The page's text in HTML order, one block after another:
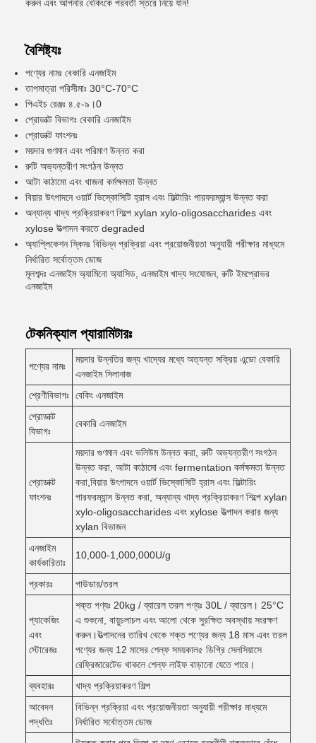
করুন এবং আপনার বেকিংকে পরবর্তী স্তরে নিয়ে যান!
বৈশিষ্ট্যঃ
পণ্যের নামঃ বেকারি এনজাইম
তাপমাত্রা পরিসীমাঃ 30°C-70°C
পিএইচ রেঞ্জঃ ৪.৫-৯।0
প্রোডাক্ট বিভাগঃ বেকারি এনজাইম
প্রোডাক্ট ফাংশনঃ
ময়দার গুণমান এবং পরিমাণ উন্নত করা
রুটি অভ্যন্তরীণ সংগঠন উন্নত
আটা কাঠামো এবং খাজনা কর্মক্ষমতা উন্নত
বিয়ার উৎপাদনে ওয়ার্ট ভিস্কোসিটি হ্রাস এবং ফিল্টারিং পারফরম্যান্স উন্নত করা
অন্যান্য খাদ্য প্রক্রিয়াকরণ শিল্পে xylan xylo-oligosaccharides এবং
xylose উত্পাদন করতে degraded
অ্যাপ্লিকেশন স্কিমঃ বিভিন্ন প্রক্রিয়া এবং প্রয়োজনীয়তা অনুযায়ী পরীক্ষার মাধ্যমে
নির্ধারিত সর্বোত্তম ডোজ
মূলশব্দঃ এনজাইম অ্যামিনো অ্যাসিড, এনজাইম খাদ্য সংযোজন, রুটি ইমপ্রোভর
এনজাইম
টেকনিক্যাল প্যারামিটারঃ
পণ্যের নামঃ
ময়দার উন্নতির জন্য খাদ্যের মধ্যে অত্যন্ত সক্রিয় এন্ডো বেকারি
এনজাইম সিলানাজ
শ্রেণীবিভাগঃ বেকিং এনজাইম
প্রোডাক্ট
বিভাগঃ
বেকারি এনজাইম
প্রোডাক্ট
ফাংশনঃ
ময়দার গুণমান এবং ভলিউম উন্নত করা, রুটি অভ্যন্তরীণ সংগঠন
উন্নত করা, আটা কাঠামো এবং fermentation কর্মক্ষমতা উন্নত
করা,বিয়ার উৎপাদনে ওয়ার্ট ভিস্কোসিটি হ্রাস এবং ফিল্টারিং
পারফরম্যান্স উন্নত করা, অন্যান্য খাদ্য প্রক্রিয়াকরণ শিল্পে xylan
xylo-oligosaccharides এবং xylose উত্পাদন করার জন্য
xylan বিভাজন
এনজাইম
কার্যকারিতাঃ
10,000-1,000,000U/g
প্রকারঃ পাউডার/তরল
প্যাকেজিং
এবং
স্টোরেজঃ
শক্ত পণ্যঃ 20kg / ব্যারেল তরল পণ্যঃ 30L / ব্যারেল। 25°C
এ শুকনো, বায়ুচলাচল এবং আলো থেকে সুরক্ষিত অবস্থায় সংরক্ষণ
করুন।উত্পাদনের তারিখ থেকে শক্ত পণ্যের জন্য 18 মাস এবং তরল
পণ্যের জন্য 12 মাসের শেল্ফ সময়কাল৫ ডিগ্রি সেলসিয়াসে
রেফ্রিজারেটেড থাকলে শেল্ফ লাইফ বাড়ানো যেতে পারে।
ব্যবহারঃ
খাদ্য প্রক্রিয়াকরণ শিল্প
আবেদন
পদ্ধতিঃ
বিভিন্ন প্রক্রিয়া এবং প্রয়োজনীয়তা অনুযায়ী পরীক্ষার মাধ্যমে
নির্ধারিত সর্বোত্তম ডোজ